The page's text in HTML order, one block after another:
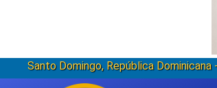
Santo Domingo, República